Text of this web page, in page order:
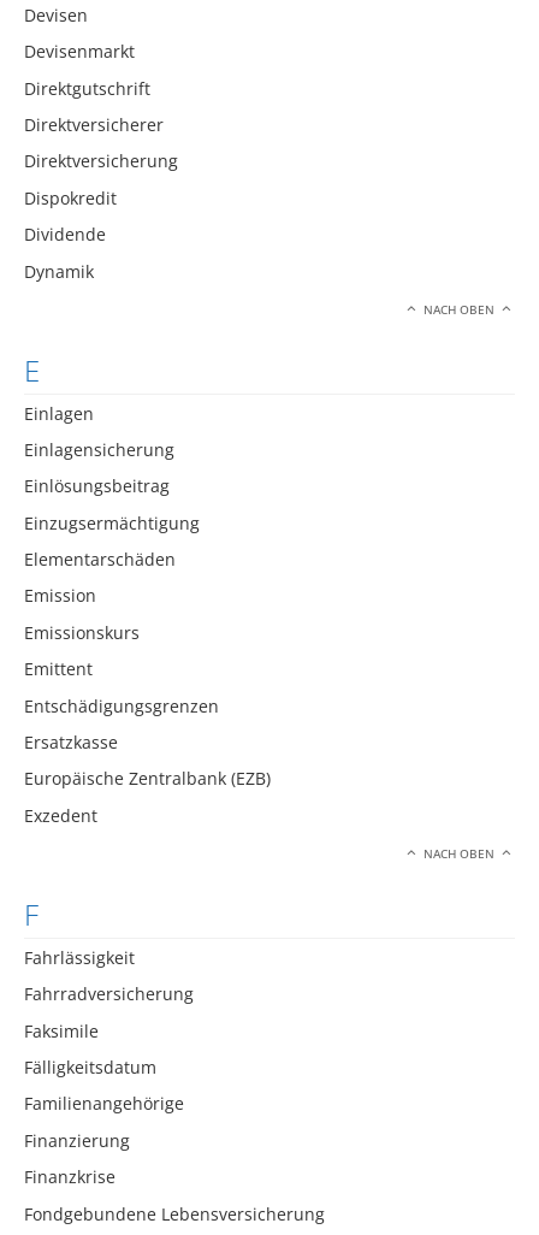
Devisen
Devisenmarkt
Direktgutschrift
Direktversicherer
Direktversicherung
Dispokredit
Dividende
Dynamik
NACH OBEN
E
Einlagen
Einlagensicherung
Einlösungsbeitrag
Einzugsermächtigung
Elementarschäden
Emission
Emissionskurs
Emittent
Entschädigungsgrenzen
Ersatzkasse
Europäische Zentralbank (EZB)
Exzedent
NACH OBEN
F
Fahrlässigkeit
Fahrradversicherung
Faksimile
Fälligkeitsdatum
Familienangehörige
Finanzierung
Finanzkrise
Fondgebundene Lebensversicherung